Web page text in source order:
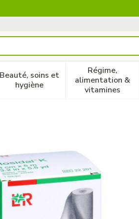
Beauté, soins et
hygièneAfficher le sous-menu pour
Régime,
alimentation &
vitamines
Afficher
Bande Elast